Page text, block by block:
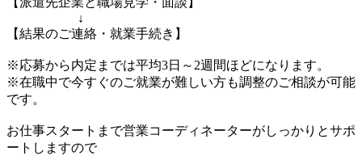
↓
【結果のご連絡・就業手続き】
※応募から内定までは平均3日～2週間ほどになります。
※在職中で今すぐのご就業が難しい方も調整のご相談が可能
です。
お仕事スタートまで営業コーディネーターがしっかりとサポ
ートしますので